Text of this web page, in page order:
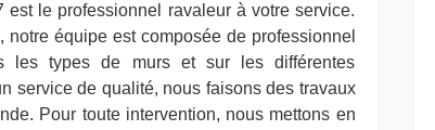
est le professionnel ravaleur à votre service.
notre équipe est composée de professionnel
les types de murs et sur les différentes
service de qualité, nous faisons des travaux
Pour toute intervention, nous mettons en